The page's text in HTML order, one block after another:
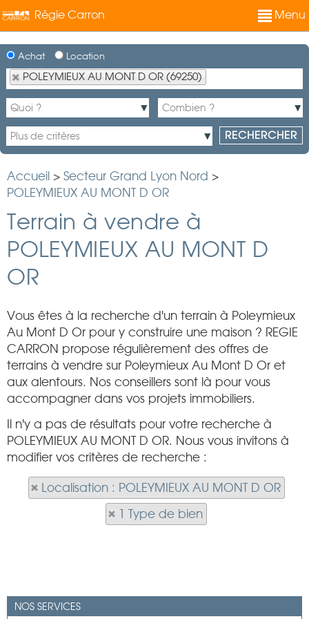
Régie Carron Menu
Achat Location
POLEYMIEUX AU MONT D OR (69250)
Accueil > Secteur Grand Lyon Nord >
POLEYMIEUX AU MONT D OR
Terrain à vendre à
POLEYMIEUX AU MONT D
OR
Vous êtes à la recherche d'un terrain à Poleymieux
Au Mont D Or pour y construire une maison ? REGIE
CARRON propose régulièrement des offres de
terrains à vendre sur Poleymieux Au Mont D Or et
aux alentours. Nos conseillers sont là pour vous
accompagner dans vos projets immobiliers.
Il n'y a pas de résultats pour votre recherche à
POLEYMIEUX AU MONT D OR. Nous vous invitons à
modifier vos critères de recherche :
Localisation : POLEYMIEUX AU MONT D OR
1 Type de bien
NOS SERVICES